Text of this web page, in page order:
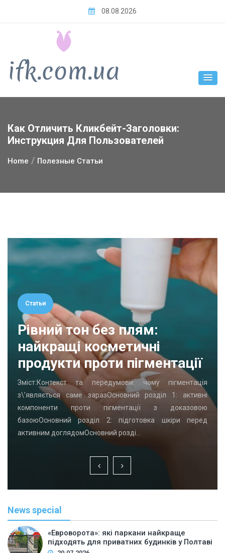
08.08.2026
Как Отличить Кликбейт-Заголовки:
Инструкция Для Пользователей
Home Полезные Статьи
Статьи
Рівний тон без плям:
найкращі косметичні
продукти проти пігментації
Зміст:Контекст та передумови: чому пігментація
з\’являється саме заразОсновний розділ 1: активні
компоненти проти пігментації з доказовою
базоюОсновний розділ 2: підготовка шкіри перед
активним доглядомОсновний розді…
News special
«Евроворота»: які паркани найкраще
підходять для приватних будинків у Полтаві